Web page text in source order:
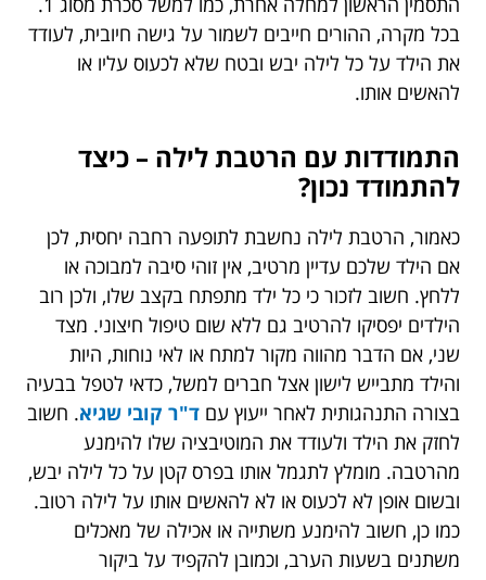
בכל מקרה, ההורים חייבים לשמור על גישה חיובית, לעודד
את הילד על כל לילה יבש ובטח שלא לכעוס עליו או
להאשים אותו.
התמודדות עם הרטבת לילה – כיצד
להתמודד נכון?
כאמור, הרטבת לילה נחשבת לתופעה רחבה יחסית, לכן
אם הילד שלכם עדיין מרטיב, אין זוהי סיבה למבוכה או
ללחץ. חשוב לזכור כי כל ילד מתפתח בקצב שלו, ולכן רוב
הילדים יפסיקו להרטיב גם ללא שום טיפול חיצוני. מצד
שני, אם הדבר מהווה מקור למתח או לאי נוחות, היות
והילד מתבייש לישון אצל חברים למשל, כדאי לטפל בבעיה
בצורה התנהגותית לאחר ייעוץ עם ד"ר קובי שגיא. חשוב
לחזק את הילד ולעודד את המוטיבציה שלו להימנע
מהרטבה. מומלץ לתגמל אותו בפרס קטן על כל לילה יבש,
ובשום אופן לא לכעוס או לא להאשים אותו על לילה רטוב.
כמו כן, חשוב להימנע משתייה או אכילה של מאכלים
משתנים בשעות הערב, וכמובן להקפיד על ביקור